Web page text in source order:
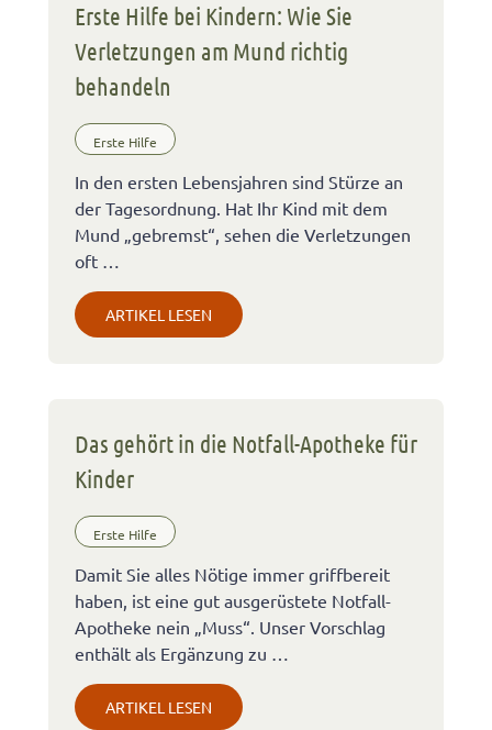
Erste Hilfe bei Kindern: Wie Sie
Verletzungen am Mund richtig
behandeln
Erste Hilfe
In den ersten Lebensjahren sind Stürze an
der Tagesordnung. Hat Ihr Kind mit dem
Mund „gebremst“, sehen die Verletzungen
oft …
ARTIKEL LESEN
Das gehört in die Notfall-Apotheke für
Kinder
Erste Hilfe
Damit Sie alles Nötige immer griffbereit
haben, ist eine gut ausgerüstete Notfall-
Apotheke nein „Muss“. Unser Vorschlag
enthält als Ergänzung zu …
ARTIKEL LESEN